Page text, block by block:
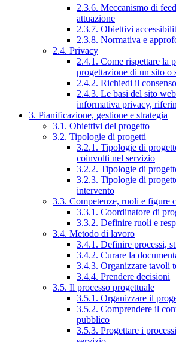
2.3.6. Meccanismo di
attuazione
2.3.7. Obiettivi
2.3.8. Normativa e
2.4. Privacy
2.4.1. Come rispettare la
progettazione di un sito o
2.4.2. Richiedi il
2.4.3. Le basi del sito
informativa privacy,
3. Pianificazione, gestione e strategia
3.1. Obiettivi del progetto
3.2. Tipologie di progetti
3.2.1. Tipologie di
coinvolti nel servizio
3.2.2. Tipologie di
3.2.3. Tipologie di
intervento
3.3. Competenze, ruoli e figure
3.3.1. Coordinatore di
3.3.2. Definire ruoli e
3.4. Metodo di lavoro
3.4.1. Definire processi,
3.4.2. Curare la
3.4.3. Organizzare tavoli
3.4.4. Prendere decisioni
3.5. Il processo progettuale
3.5.1. Organizzare il
3.5.2. Comprendere il
pubblico
3.5.3. Progettare i